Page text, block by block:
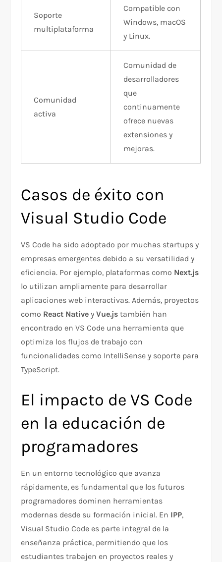
Soporte
multiplataforma
Compatible con
Windows, macOS
y Linux.
Comunidad
activa
Comunidad de
desarrolladores
que
continuamente
ofrece nuevas
extensiones y
mejoras.
Casos de éxito con
Visual Studio Code
VS Code ha sido adoptado por muchas startups y
empresas emergentes debido a su versatilidad y
eficiencia. Por ejemplo, plataformas como Next.js
lo utilizan ampliamente para desarrollar
aplicaciones web interactivas. Además, proyectos
como React Native yVue.js también han
encontrado en VS Code una herramienta que
optimiza los flujos de trabajo con
funcionalidades como IntelliSense y soporte para
TypeScript.
El impacto de VS Code
en la educación de
programadores
En un entorno tecnológico que avanza
rápidamente, es fundamental que los futuros
programadores dominen herramientas
modernas desde su formación inicial. En IPP,
Visual Studio Code es parte integral de la
enseñanza práctica, permitiendo que los
estudiantes trabajen en proyectos reales y